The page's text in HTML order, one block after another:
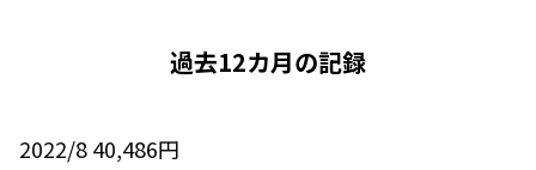
過去12カ月の記録
2022/8 40,486円